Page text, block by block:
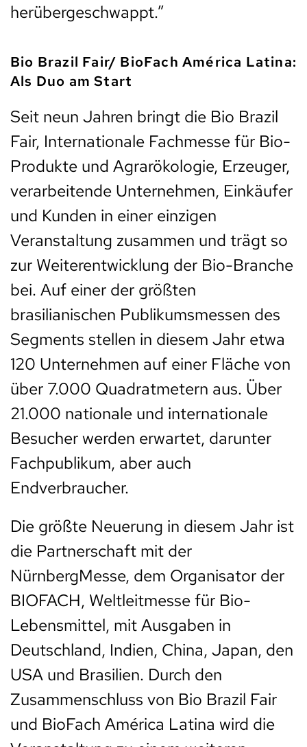
herübergeschwappt.”
Bio Brazil Fair/ BioFach América Latina:
Als Duo am Start
Seit neun Jahren bringt die Bio Brazil
Fair, Internationale Fachmesse für Bio-
Produkte und Agrarökologie, Erzeuger,
verarbeitende Unternehmen, Einkäufer
und Kunden in einer einzigen
Veranstaltung zusammen und trägt so
zur Weiterentwicklung der Bio-Branche
bei. Auf einer der größten
brasilianischen Publikumsmessen des
Segments stellen in diesem Jahr etwa
120 Unternehmen auf einer Fläche von
über 7.000 Quadratmetern aus. Über
21.000 nationale und internationale
Besucher werden erwartet, darunter
Fachpublikum, aber auch
Endverbraucher.
Die größte Neuerung in diesem Jahr ist
die Partnerschaft mit der
NürnbergMesse, dem Organisator der
BIOFACH, Weltleitmesse für Bio-
Lebensmittel, mit Ausgaben in
Deutschland, Indien, China, Japan, den
USA und Brasilien. Durch den
Zusammenschluss von Bio Brazil Fair
und BioFach América Latina wird die